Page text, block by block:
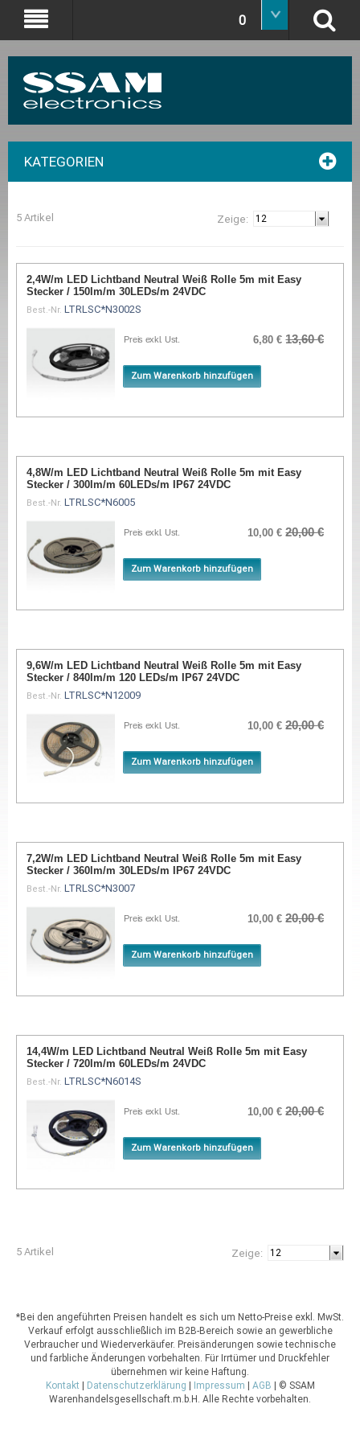
0
KATEGORIEN
5 Artikel Zeige:
2,4W/m LED Lichtband Neutral Weiß Rolle 5m mit Easy
Stecker / 150lm/m 30LEDs/m 24VDC
Best.-Nr. LTRLSC*N3002S
Preis exkl. Ust. 6,80 € 13,60 €
Zum Warenkorb hinzufügen
4,8W/m LED Lichtband Neutral Weiß Rolle 5m mit Easy
Stecker / 300lm/m 60LEDs/m IP67 24VDC
Best.-Nr. LTRLSC*N6005
Preis exkl. Ust. 10,00 € 20,00 €
Zum Warenkorb hinzufügen
9,6W/m LED Lichtband Neutral Weiß Rolle 5m mit Easy
Stecker / 840lm/m 120 LEDs/m IP67 24VDC
Best.-Nr. LTRLSC*N12009
Preis exkl. Ust. 10,00 € 20,00 €
Zum Warenkorb hinzufügen
7,2W/m LED Lichtband Neutral Weiß Rolle 5m mit Easy
Stecker / 360lm/m 30LEDs/m IP67 24VDC
Best.-Nr. LTRLSC*N3007
Preis exkl. Ust. 10,00 € 20,00 €
Zum Warenkorb hinzufügen
14,4W/m LED Lichtband Neutral Weiß Rolle 5m mit Easy
Stecker / 720lm/m 60LEDs/m 24VDC
Best.-Nr. LTRLSC*N6014S
Preis exkl. Ust. 10,00 € 20,00 €
Zum Warenkorb hinzufügen
5 Artikel Zeige:
*Bei den angeführten Preisen handelt es sich um Netto-Preise exkl. MwSt.
Verkauf erfolgt ausschließlich im B2B-Bereich sowie an gewerbliche
Verbraucher und Wiederverkäufer. Preisänderungen sowie technische
und farbliche Änderungen vorbehalten. Für Irrtümer und Druckfehler
übernehmen wir keine Haftung.
Kontakt
Datenschutzerklärung Impressum AGB | © SSAM
Warenhandelsgesellschaft.m.b.H. Alle Rechte vorbehalten.